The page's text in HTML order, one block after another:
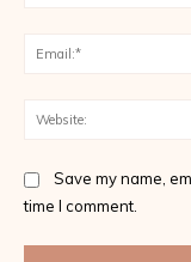
Save my name,
time I comment.